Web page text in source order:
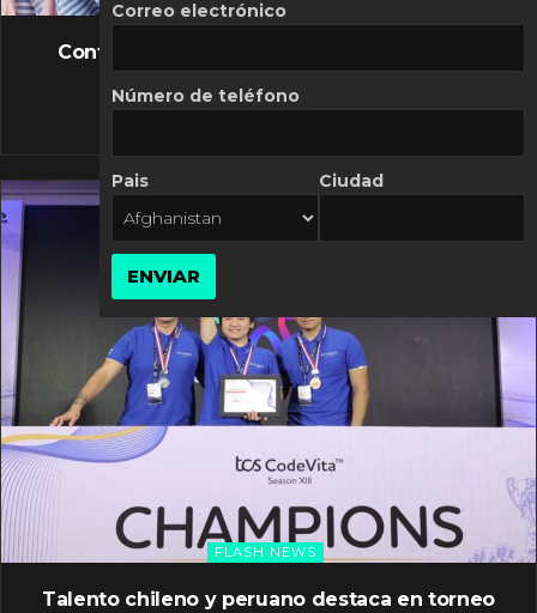
FLASH NEWS
Controversia de Mercado Libre por costos
10 MARZO, 2026
FLASH NEWS
Talento chileno y peruano destaca en torneo
Correo electrónico
Número de teléfono
Pais Ciudad
ENVIAR